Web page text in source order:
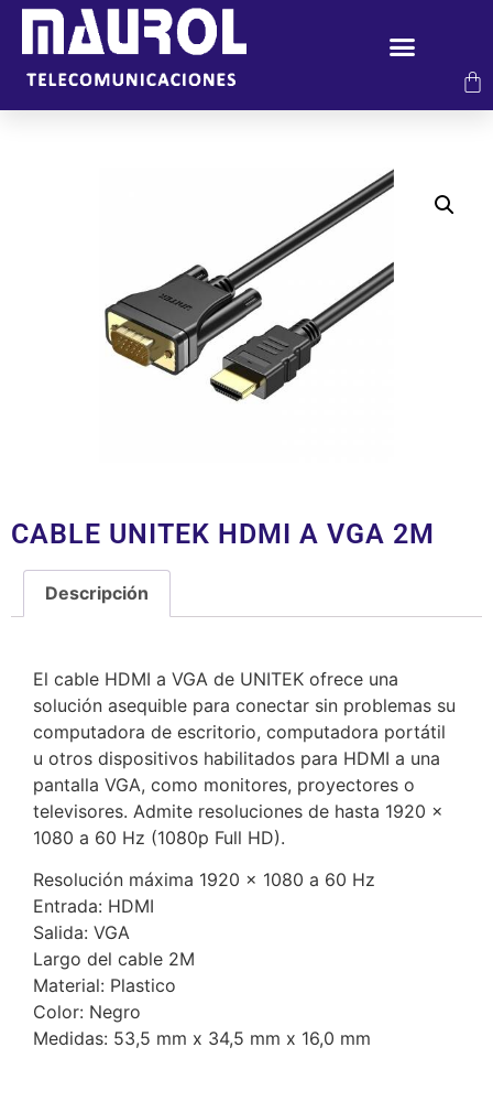
CABLE UNITEK HDMI A VGA 2M
Descripción
El cable HDMI a VGA de UNITEK ofrece una
solución asequible para conectar sin problemas su
computadora de escritorio, computadora portátil
u otros dispositivos habilitados para HDMI a una
pantalla VGA, como monitores, proyectores o
televisores. Admite resoluciones de hasta 1920 x
1080 a 60 Hz (1080p Full HD).
Resolución máxima 1920 x 1080 a 60 Hz
Entrada: HDMI
Salida: VGA
Largo del cable 2M
Material: Plastico
Color: Negro
Medidas: 53,5 mm x 34,5 mm x 16,0 mm